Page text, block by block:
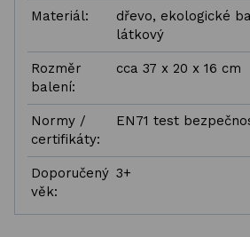
Materiál:
dřevo, ekologické
látkový
Rozměr
balení:
cca 37 x 20 x 16 cm
Normy /
certifikáty:
EN71 test
Doporučený
věk:
3+